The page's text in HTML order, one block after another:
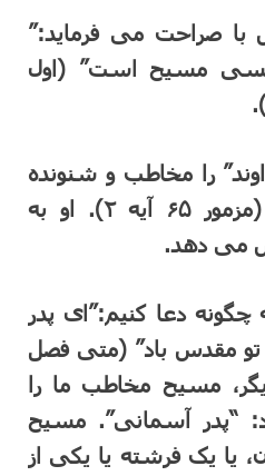
صراحت می فرماید:”
مسیح است” (اول
را مخاطب و شنونده
دعا معرفی می کند (مزمور ۶۵ آیه ۲). او به
می دهد.
دعا کنیم:”ای پدر
تو مقدس باد” (متی فصل
دیگر، مسیح مخاطب ما را
“پدر آسمانی”. مسیح
یا یک فرشته یا یکی از